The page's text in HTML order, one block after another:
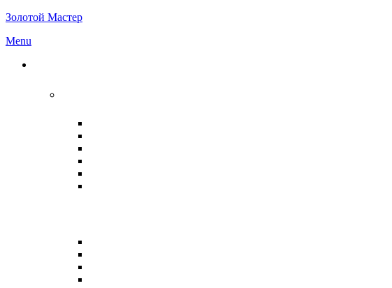
Золотой Мастер
Menu